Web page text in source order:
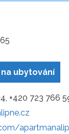
ubytování
+420 723 766